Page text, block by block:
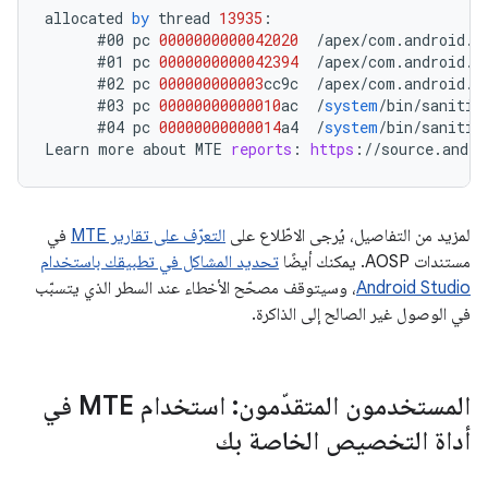
allocated by thread 13935 :
#00 pc 0000000000042020 /apex/com .android .
#01 pc 0000000000042394 /apex/com .android .
#02 pc 000000000003cc9c /apex/com .android .
#03 pc 00000000000010ac /system/bin/
#04 pc 00000000000014a4 /system/bin/
Learn more about MTE reports : https : //source.
لمزيد من التفاصيل، يُرجى الاطّلاع على التعرّف على تقارير MTE
في
مستندات AOSP. يمكنك أيضًا
تحديد المشاكل في تطبيقك باستخدام
Android Studio، وسيتوقف مصحّح الأخطاء عند السطر الذي يتسبّب
في الوصول غير الصالح إلى الذاكرة.
المستخدمون المتقدّمون: استخدام MTE في
أداة التخصيص الخاصة بك